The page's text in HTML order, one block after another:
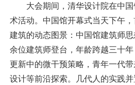
大会期间，清华设计院在中
术活动。中国馆开幕式当天下午
建筑的动态图景：中国馆建筑师
余位建筑师登台，年龄跨越三十
更新中的微干预策略，青年一代
设计等前沿探索。几代人的实践